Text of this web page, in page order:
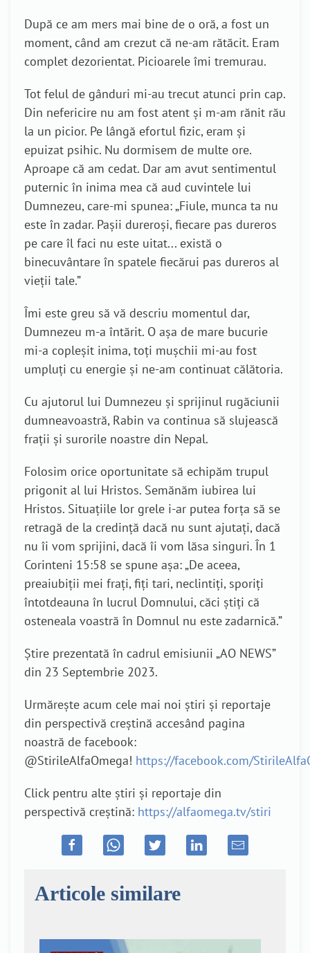
După ce am mers mai bine de o oră, a fost un
moment, când am crezut că ne-am rătăcit. Eram
complet dezorientat. Picioarele îmi tremurau.
Tot felul de gânduri mi-au trecut atunci prin cap.
Din nefericire nu am fost atent și m-am rănit rău
la un picior. Pe lângă efortul fizic, eram și
epuizat psihic. Nu dormisem de multe ore.
Aproape că am cedat. Dar am avut sentimentul
puternic în inima mea că aud cuvintele lui
Dumnezeu, care-mi spunea: „Fiule, munca ta nu
este în zadar. Pașii dureroși, fiecare pas dureros
pe care îl faci nu este uitat... există o
binecuvântare în spatele fiecărui pas dureros al
vieții tale.”
Îmi este greu să vă descriu momentul dar,
Dumnezeu m-a întărit. O așa de mare bucurie
mi-a copleșit inima, toți mușchii mi-au fost
umpluți cu energie și ne-am continuat călătoria.
Cu ajutorul lui Dumnezeu și sprijinul rugăciunii
dumneavoastră, Rabin va continua să slujească
frații și surorile noastre din Nepal.
Folosim orice oportunitate să echipăm trupul
prigonit al lui Hristos. Semănăm iubirea lui
Hristos. Situațiile lor grele i-ar putea forța să se
retragă de la credință dacă nu sunt ajutați, dacă
nu îi vom sprijini, dacă îi vom lăsa singuri. În 1
Corinteni 15:58 se spune așa: „De aceea,
preaiubiții mei frați, fiți tari, neclintiți, sporiți
întotdeauna în lucrul Domnului, căci știți că
osteneala voastră în Domnul nu este zadarnică.”
Știre prezentată în cadrul emisiunii „AO NEWS”
din 23 Septembrie 2023.
Urmărește acum cele mai noi știri și reportaje
din perspectivă creștină accesând pagina
noastră de facebook:
@StirileAlfaOmega! https://facebook.com/
Click pentru alte știri și reportaje din
perspectivă creștină: https://alfaomega.tv/stiri
Articole similare